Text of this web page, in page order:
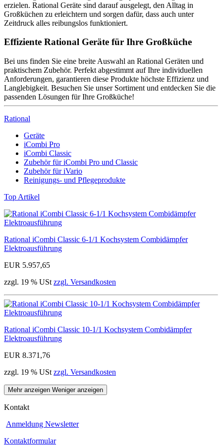
erzielen. Rational Geräte sind darauf ausgelegt, den Alltag in
Großküchen zu erleichtern und sorgen dafür, dass auch unter
Zeitdruck alles reibungslos funktioniert.
Effiziente Rational Geräte für Ihre Großküche
Bei uns finden Sie eine breite Auswahl an Rational Geräten und
praktischem Zubehör. Perfekt abgestimmt auf Ihre individuellen
Anforderungen, garantieren diese Produkte höchste Effizienz und
Langlebigkeit. Besuchen Sie unser Sortiment und entdecken Sie die
passenden Lösungen für Ihre Großküche!
Rational
Geräte
iCombi Pro
iCombi Classic
Zubehör für iCombi Pro und Classic
Zubehör für iVario
Reinigungs- und Pflegeprodukte
Top Artikel
Rational iCombi Classic 6-1/1 Kochsystem Combidämpfer
Elektroausführung
EUR 5.957,65
zzgl. 19 % USt zzgl. Versandkosten
Rational iCombi Classic 10-1/1 Kochsystem Combidämpfer
Elektroausführung
EUR 8.371,76
zzgl. 19 % USt zzgl. Versandkosten
Mehr anzeigen Weniger anzeigen
Kontakt
Anmeldung Newsletter
Kontaktformular